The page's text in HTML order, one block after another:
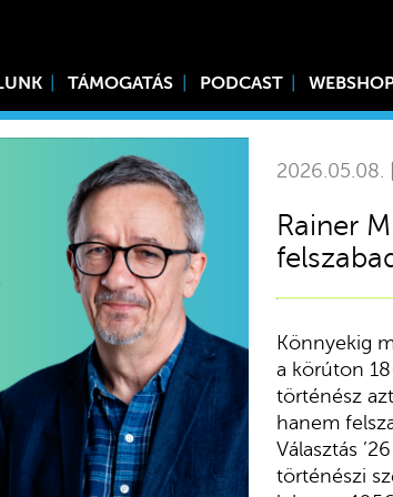
TÁMOGATÁS PODCAST
2026.05.08.
Rainer
Könnyekig
a körúton
történész
hanem
Választás
történészi